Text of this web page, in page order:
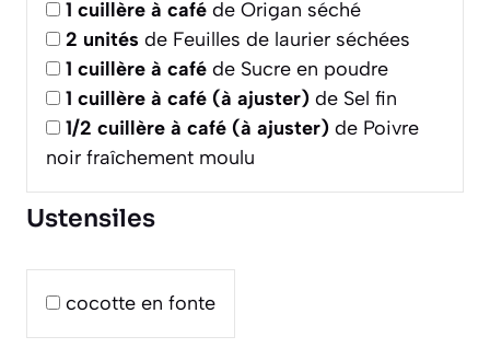
1 cuillère à café de Origan séché
2 unités de Feuilles de laurier séchées
1 cuillère à café de Sucre en poudre
1 cuillère à café (à ajuster) de Sel fin
1/2 cuillère à café (à ajuster) de Poivre
noir fraîchement moulu
Ustensiles
cocotte en fonte